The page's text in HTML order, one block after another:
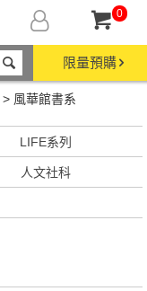
0
限量預購
> 風華館書系
LIFE系列
人文社科